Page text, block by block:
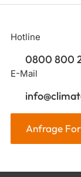
Hotline
0800 800
E-Mail
Anfrage